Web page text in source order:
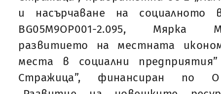
и насърчаване на социалното
BG05M9OP001-2.095, Мярка
развитието на местната
места в социални
Стражица”, финансиран по